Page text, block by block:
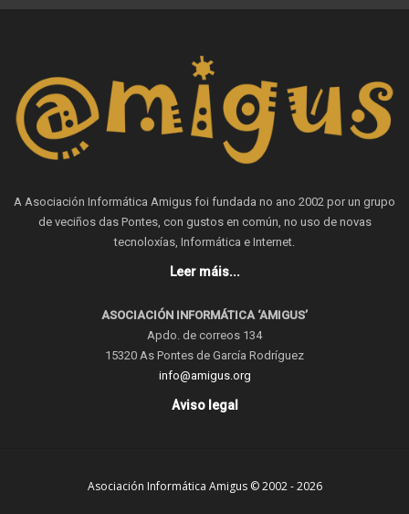
A Asociación Informática Amigus foi fundada no ano 2002 por un grupo
de veciños das Pontes, con gustos en común, no uso de novas
tecnoloxías, Informática e Internet.
Leer máis...
ASOCIACIÓN INFORMÁTICA ‘AMIGUS’
Apdo. de correos 134
15320 As Pontes de García Rodríguez
info@amigus.org
Aviso legal
Asociación Informática Amigus © 2002 - 2026